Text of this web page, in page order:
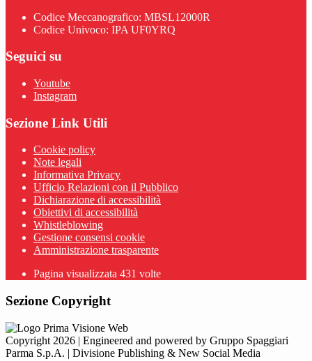
Codice Meccanografico: MBSL12000R
Codice Univoco: IPA UF0YRQ
Seguici su
Youtube
Instagram
Sezione Link Utili
Cookie policy
Note legali
Informativa Privacy
Ufficio Relazioni con il Pubblico
Dichiarazione di accessibilità
Obiettivi di accessibilità
Whistleblowing
Gestione consensi cookie
Amministrazione trasparente
Pagina visualizzata 431 volte
Sezione Copyright
Copyright 2026 | Engineered and powered by Gruppo Spaggiari
Parma S.p.A. | Divisione Publishing & New Social Media